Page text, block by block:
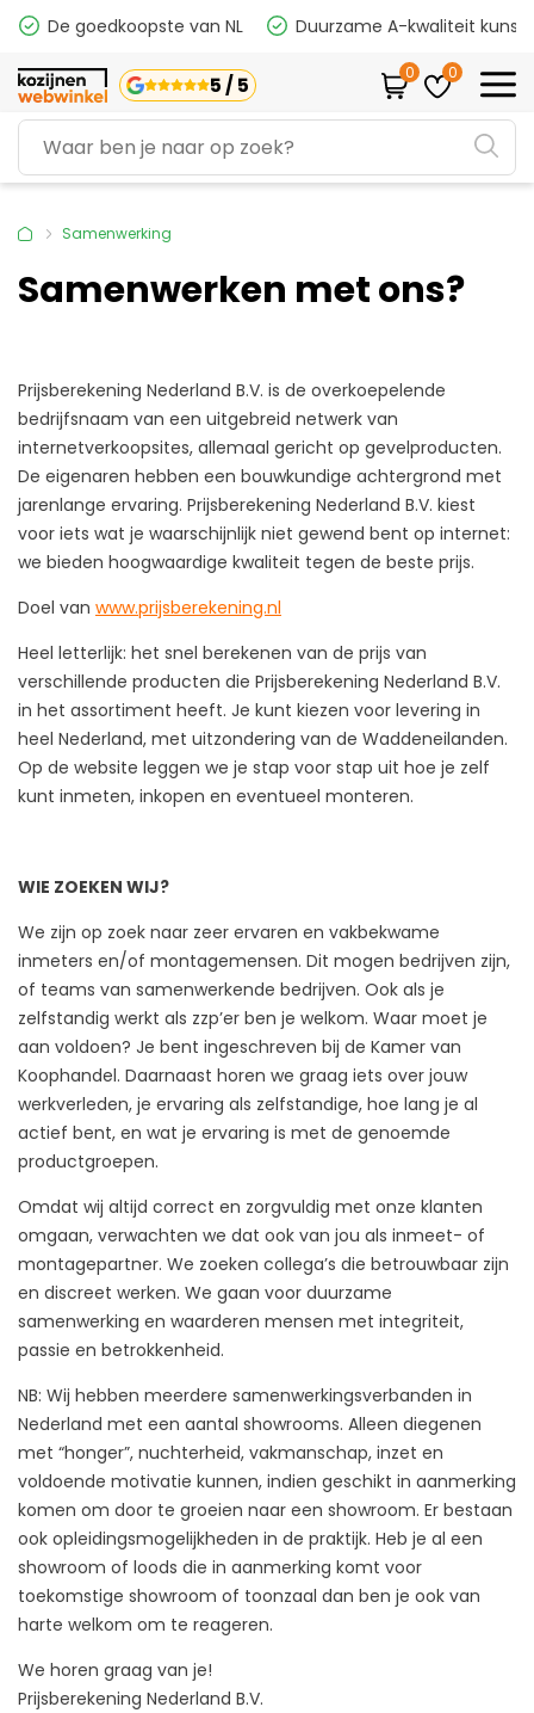
De goedkoopste van NL Duurzame A-kwaliteit
5 / 5
0 0
Samenwerking
Samenwerken met ons?
Prijsberekening Nederland B.V. is de overkoepelende
bedrijfsnaam van een uitgebreid netwerk van
internetverkoopsites, allemaal gericht op gevelproducten.
De eigenaren hebben een bouwkundige achtergrond met
jarenlange ervaring. Prijsberekening Nederland B.V. kiest
voor iets wat je waarschijnlijk niet gewend bent op internet:
we bieden hoogwaardige kwaliteit tegen de beste prijs.
Doel van www.prijsberekening.nl
Heel letterlijk: het snel berekenen van de prijs van
verschillende producten die Prijsberekening Nederland B.V.
in het assortiment heeft. Je kunt kiezen voor levering in
heel Nederland, met uitzondering van de Waddeneilanden.
Op de website leggen we je stap voor stap uit hoe je zelf
kunt inmeten, inkopen en eventueel monteren.
WIE ZOEKEN WIJ?
We zijn op zoek naar zeer ervaren en vakbekwame
inmeters en/of montagemensen. Dit mogen bedrijven zijn,
of teams van samenwerkende bedrijven. Ook als je
zelfstandig werkt als zzp’er ben je welkom. Waar moet je
aan voldoen? Je bent ingeschreven bij de Kamer van
Koophandel. Daarnaast horen we graag iets over jouw
werkverleden, je ervaring als zelfstandige, hoe lang je al
actief bent, en wat je ervaring is met de genoemde
productgroepen.
Omdat wij altijd correct en zorgvuldig met onze klanten
omgaan, verwachten we dat ook van jou als inmeet- of
montagepartner. We zoeken collega’s die betrouwbaar zijn
en discreet werken. We gaan voor duurzame
samenwerking en waarderen mensen met integriteit,
passie en betrokkenheid.
NB: Wij hebben meerdere samenwerkingsverbanden in
Nederland met een aantal showrooms. Alleen diegenen
met “honger”, nuchterheid, vakmanschap, inzet en
voldoende motivatie kunnen, indien geschikt in aanmerking
komen om door te groeien naar een showroom. Er bestaan
ook opleidingsmogelijkheden in de praktijk. Heb je al een
showroom of loods die in aanmerking komt voor
toekomstige showroom of toonzaal dan ben je ook van
harte welkom om te reageren.
We horen graag van je!
Prijsberekening Nederland B.V.